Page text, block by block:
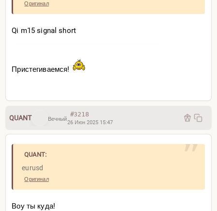
Оригинал
Qi m15 signal short
Пристегиваемся!
QUANT Вечный
#3218
26 Июн 2025 15:47
QUANT:
eurusd
Оригинал
Воу ты куда!